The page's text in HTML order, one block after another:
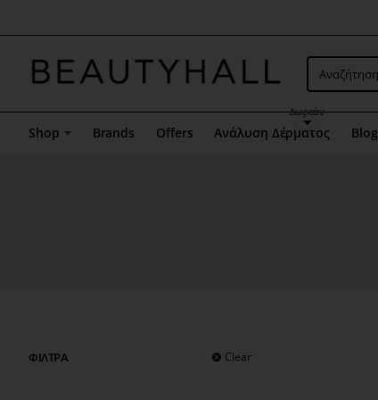
5
Αναζήτηση...
Shop Brands Offers Ανάλυση Δέρματος
Δωρεάν
Blog
ΦΙΛΤΡΑ Clear